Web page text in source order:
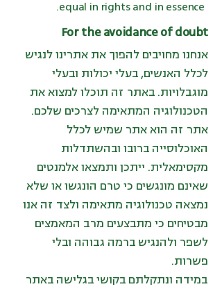
equal in rights and in essence.
For the avoidance of doubt
אנחנו מחויבים להפוך את אתרינו לנגיש
לכלל האנשים, בעלי יכולות ובעלי
מוגבלויות. באתר זה תוכלו למצוא את
הטכנולוגיה המתאימה לצרכים שלכם.
אתר זה הוא אתר שמיש לכלל
האוכלוסייה ברובו ובהשתדלות
מקסימאלית. ייתכן ותמצאו אלמנטים
שאינם מונגשים כי טרם הונגשו או שלא
נמצאה טכנולוגיה מתאימה ולצד זה אנו
מבטיחים כי מתבצעים מרב המאמצים
לשפר ולהנגיש ברמה גבוהה ובלי
פשרות.
במידה ונתקלתם בקושי בגלישה באתר